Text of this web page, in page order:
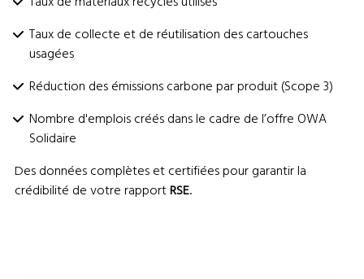
Taux de collecte et de réutilisation des cartouches
usagées
Réduction des émissions carbone par produit (Scope 3)
Nombre d'emplois créés dans le cadre de l’offre OWA
Solidaire
Des données complètes et certifiées pour garantir la
crédibilité de votre rapportRSE.